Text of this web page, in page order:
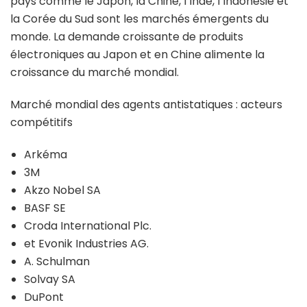
la Corée du Sud sont les marchés émergents du
monde. La demande croissante de produits
électroniques au Japon et en Chine alimente la
croissance du marché mondial.
Marché mondial des agents antistatiques : acteurs
compétitifs
Arkéma
3M
Akzo Nobel SA
BASF SE
Croda International Plc.
et Evonik Industries AG.
A. Schulman
Solvay SA
DuPont